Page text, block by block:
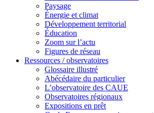
Paysage
Énergie et climat
Développement territorial
Éducation
Zoom sur l’actu
Figures de réseau
Ressources / observatoires
Glossaire illustré
Abécédaire du particulier
L’observatoire des CAUE
Observatoires régionaux
Expositions en prêt